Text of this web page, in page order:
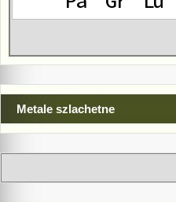
Metale szlachetne